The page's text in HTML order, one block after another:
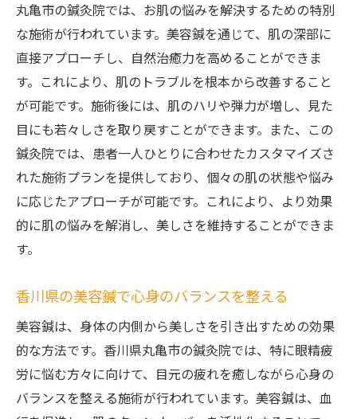
丸亀市の鍼灸院で実感する効果
香川県の鍼灸院で目の疲れを改善
目の疲れを癒す香川県の鍼灸院
鍼灸で目の健康を取り戻す方法
丸亀市の鍼灸院でリラックスできる施術
美容鍼で目元の疲れをリフレッシュ
香川県で人気の鍼灸院を探し方
鍼灸院で目の健康を保つ秘訣
丸亀市の鍼灸院では、お肌の悩みを解決するための特別
な施術が行われています。美容鍼を通じて、肌の深部に
直接アプローチし、自然治癒力を高めることができま
す。これにより、肌のトラブルを根本から改善すること
が可能です。施術後には、肌のハリや弾力が増し、見た
目にも若々しさを取り戻すことができます。また、この
鍼灸院では、患者一人ひとりに合わせたカスタマイズさ
れた施術プランを提供しており、個々の肌の状態や悩み
に応じたアプローチが可能です。これにより、より効果
的に肌の悩みを解消し、美しさを維持することができま
す。
香川県の美容鍼で心身のバランスを整える
美容鍼は、身体の内側から美しさを引き出すための効果
的な方法です。香川県丸亀市の鍼灸院では、特に眼精疲
労に悩む方々に向けて、目元の疲れを癒しながら心身の
バランスを整える施術が行われています。美容鍼は、血